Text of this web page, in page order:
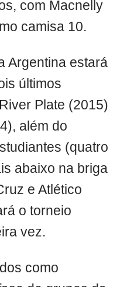
com Macnelly
camisa 10.
Argentina estará
últimos
Plate (2015)
além do
(quatro
abaixo na briga
e Atlético
o torneio
vez.
como